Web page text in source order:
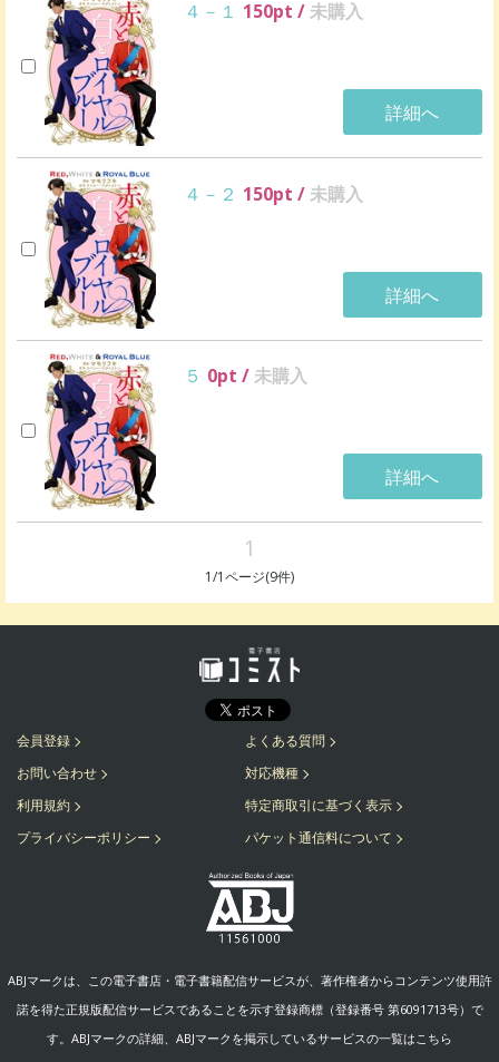
４－１ 150pt /未購入
詳細へ
４－２ 150pt /未購入
詳細へ
５ 0pt /未購入
詳細へ
1
1/1ページ(9件)
会員登録
よくある質問
お問い合わせ
対応機種
利用規約
特定商取引に基づく表示
プライバシーポリシー
パケット通信料について
ABJマークは、この電子書店・電子書籍配信サービスが、著作権者からコンテンツ使用許
諾を得た正規版配信サービスであることを示す登録商標（登録番号 第6091713号）で
す。ABJマークの詳細、ABJマークを掲示しているサービスの一覧はこちら